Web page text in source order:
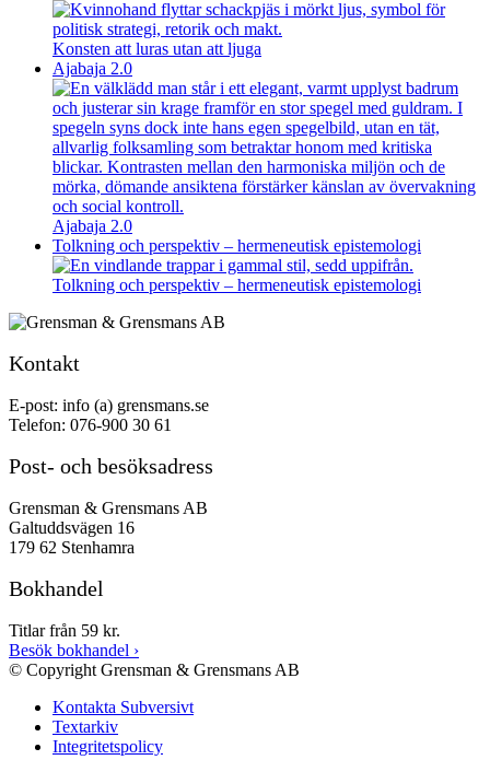
Konsten att luras utan att ljuga
Ajabaja 2.0
Ajabaja 2.0
Tolkning och perspektiv – hermeneutisk epistemologi
Tolkning och perspektiv – hermeneutisk epistemologi
Kontakt
E-post: info (a) grensmans.se
Telefon: 076-900 30 61
Post- och besöksadress
Grensman & Grensmans AB
Galtuddsvägen 16
179 62 Stenhamra
Bokhandel
Titlar från 59 kr.
Besök bokhandel ›
© Copyright Grensman & Grensmans AB
Kontakta Subversivt
Textarkiv
Integritetspolicy